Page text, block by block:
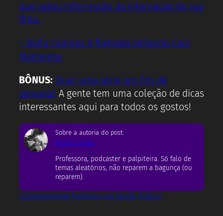
que vazou informação da internação de sua
filha.
– Bella Campos é flagrada beijando Caio
Manhente.
BÔNUS: Quer uma série pro fim de
semana? A gente tem uma coleção de dicas
interessantes aqui para todos os gostos!
Sobre a autoria do post:
Paola Costa
Professora, podcaster e palpiteira. Só falo de
temas aleatórios, não reparem a bagunça (ou
reparem).
Comportamento Notícias com Farofa Política